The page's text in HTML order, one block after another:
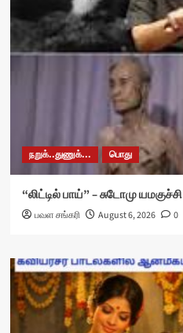
நறுக்..துணுக்... பொது
“லிட்டில் பாய்” – சுடோமு யமகுச்சி
பவள சங்கரி August 6, 2026 0